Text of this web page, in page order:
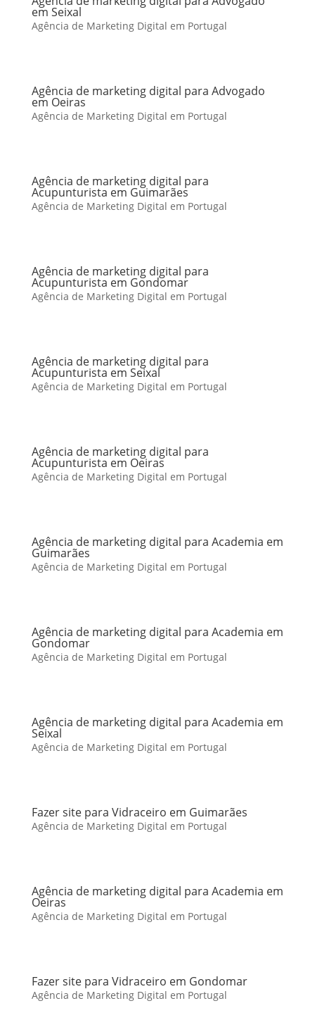
em Seixal
Agência de Marketing Digital em Portugal
Agência de marketing digital para Advogado
em Oeiras
Agência de Marketing Digital em Portugal
Agência de marketing digital para
Acupunturista em Guimarães
Agência de Marketing Digital em Portugal
Agência de marketing digital para
Acupunturista em Gondomar
Agência de Marketing Digital em Portugal
Agência de marketing digital para
Acupunturista em Seixal
Agência de Marketing Digital em Portugal
Agência de marketing digital para
Acupunturista em Oeiras
Agência de Marketing Digital em Portugal
Agência de marketing digital para Academia em
Guimarães
Agência de Marketing Digital em Portugal
Agência de marketing digital para Academia em
Gondomar
Agência de Marketing Digital em Portugal
Agência de marketing digital para Academia em
Seixal
Agência de Marketing Digital em Portugal
Fazer site para Vidraceiro em Guimarães
Agência de Marketing Digital em Portugal
Agência de marketing digital para Academia em
Oeiras
Agência de Marketing Digital em Portugal
Fazer site para Vidraceiro em Gondomar
Agência de Marketing Digital em Portugal